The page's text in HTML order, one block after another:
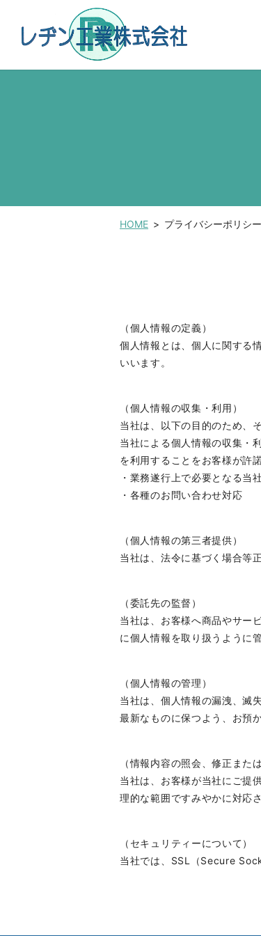
HOME プライバシーポリシー
（個人情報の定義）
個人情報とは、個人に関する
いいます。
（個人情報の収集・利用）
当社は、以下の目的のため、
当社による個人情報の収集・
を利用することをお客様が許
・業務遂行上で必要となる当
・各種のお問い合わせ対応
（個人情報の第三者提供）
当社は、法令に基づく場合等
（委託先の監督）
当社は、お客様へ商品やサー
に個人情報を取り扱うように
（個人情報の管理）
当社は、個人情報の漏洩、滅
最新なものに保つよう、お預
（情報内容の照会、修正また
当社は、お客様が当社にご提
理的な範囲ですみやかに対応
（セキュリティーについて）
当社では、SSL（Secure